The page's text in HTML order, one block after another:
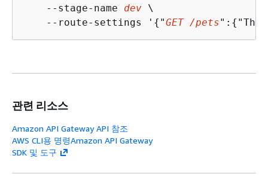
    --stage-name
dev \
    --route-settings '
{ "GET /pets": {
관련 리소스
Amazon API Gateway API 참조
AWS CLI용 명령Amazon API Gateway
SDK 및 도구